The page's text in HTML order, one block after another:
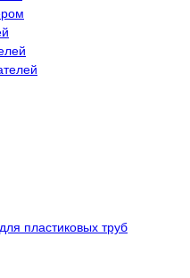
пластиковых труб